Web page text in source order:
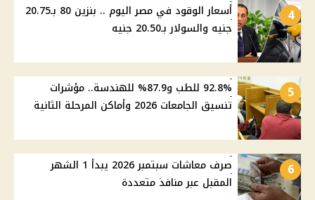
4
أسعار الوقود في مصر اليوم .. بنزين 80 بـ20.75
جنيه والسولار بـ20.50 جنيه
5
92.8% للطب و87.9% للهندسة.. مؤشرات
تنسيق الجامعات 2026 وأماكن المرحلة الثانية
6
صرف معاشات سبتمبر 2026 يبدأ 1 الشهر
المقبل عبر منافذ متعددة